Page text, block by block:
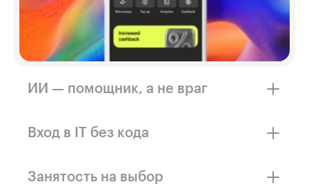
ИИ — помощник, а не враг
работу. Только специалист может
Вход в IT без кода
в сфере IT. А это высокие зарплаты и доступ
Занятость на выбор